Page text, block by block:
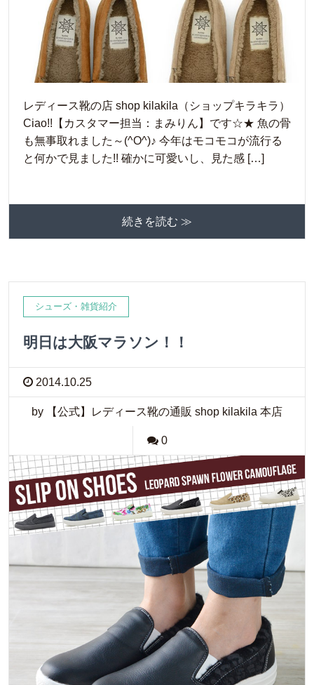
レディース靴の店 shop kilakila（ショップキラキラ）
Ciao!!【カスタマー担当：まみりん】です☆★ 魚の骨
も無事取れました～(^O^)♪ 今年はモコモコが流行る
と何かで見ました!! 確かに可愛いし、見た感 […]
続きを読む ≫
シューズ・雑貨紹介
明日は大阪マラソン！！
2014.10.25
by 【公式】レディース靴の通販 shop kilakila 本店
0